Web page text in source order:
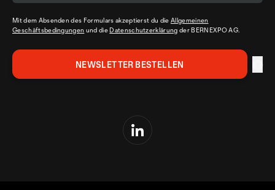
Mit dem Absenden des Formulars akzeptierst du dieAllgemeinen
Geschäftsbedingungen und die Datenschutzerklärung der BERNEXPO AG.